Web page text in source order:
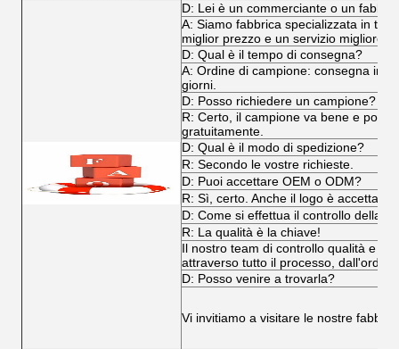
D: Lei è un commerciante o un
A: Siamo fabbrica specializzata in
miglior prezzo e un servizio migliore.
D: Qual è il tempo di consegna?
A: Ordine di campione: consegna
giorni.
D: Posso richiedere un campione?
R: Certo, il campione va bene e
gratuitamente.
D: Qual è il modo di spedizione?
R: Secondo le vostre richieste.
D: Puoi accettare OEM o ODM?
R: Sì, certo. Anche il logo è
D: Come si effettua il controllo della
R: La qualità è la chiave!
Il nostro team di controllo qualità e il
attraverso tutto il processo,
D: Posso venire a trovarla?
Vi invitiamo a visitare le nostre